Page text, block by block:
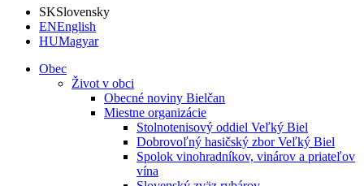
SKSlovensky
ENEnglish
HUMagyar
Obec
Život v obci
Obecné noviny Bielčan
Miestne organizácie
Stolnotenisový oddiel Veľký Biel
Dobrovoľný hasičský zbor Veľký Biel
Spolok vinohradníkov, vinárov a priateľov
vína